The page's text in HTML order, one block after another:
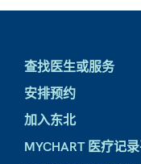
查找医生或服务
安排预约
加入东北
MYCHART 医疗记